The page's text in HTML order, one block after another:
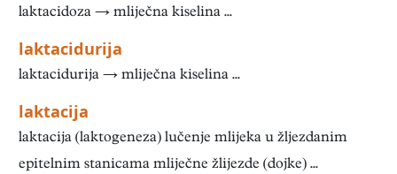
laktacidoza → mliječna kiselina ...
laktacidurija
laktacidurija → mliječna kiselina ...
laktacija
laktacija (laktogeneza) lučenje mlijeka u žljezdanim
epitelnim stanicama mliječne žlijezde (dojke) ...